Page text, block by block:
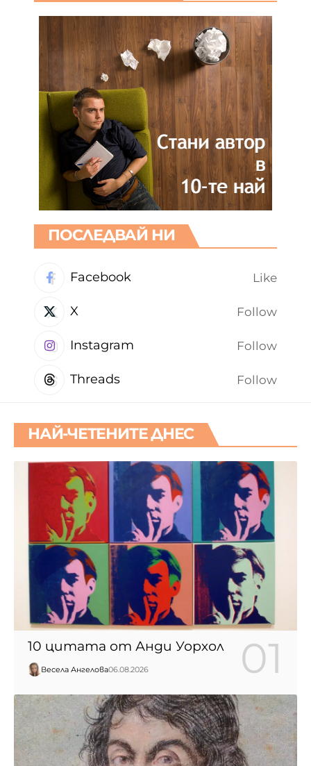
ПОСЛЕДВАЙ НИ
Facebook Like
X Follow
Instagram Follow
Threads Follow
НАЙ-ЧЕТЕНИТЕ ДНЕС
10 цитата от Анди Уорхол
Весела Ангелова06.08.2026